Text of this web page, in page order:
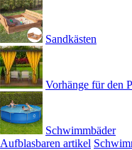
Sandkästen
Vorhänge für den
Schwimmbäder
Aufblasbaren artikel